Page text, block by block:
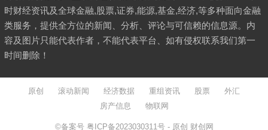
时财经资讯及全球金融,股票,证券,能源,基金,经济,等多种面向金融
类服务，提供全方位的新闻、分析、评论与可信赖的信息源。内
容及图片只能代表作者，不能代表平台、如有侵权联系我们第一
时间删除！
原创 滚动新闻 经济数据 重组资讯 股票
外汇
房产信息
物联网
©备案号 粤ICP备2023030311号 - 原创 财创网